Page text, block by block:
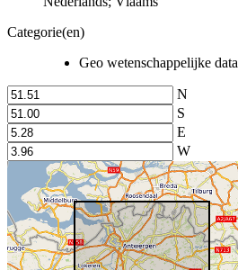
Categorie(en)
Geo wetenschappelijke data
N
S
E
W